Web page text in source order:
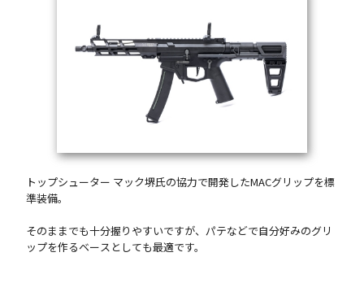
トップシューター マック堺氏の協力で開発したMACグリップを標
準装備。
そのままでも十分握りやすいですが、パテなどで自分好みのグリ
ップを作るベースとしても最適です。